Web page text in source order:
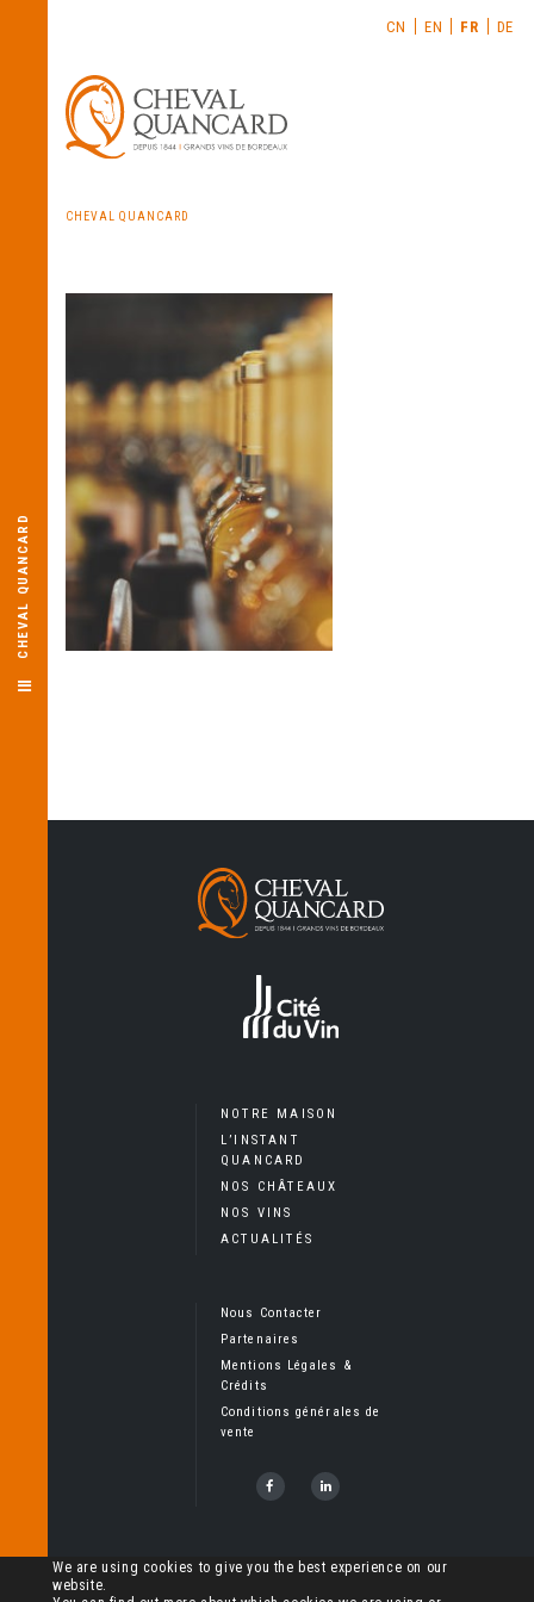
CN EN FR DE
CHEVAL QUANCARD
CHEVAL QUANCARD
NOTRE MAISON
L’INSTANT
QUANCARD
NOS CHÂTEAUX
NOS VINS
ACTUALITÉS
Nous Contacter
Partenaires
Mentions Légales &
Crédits
Conditions générales de
vente
Copyright Cheval Quancard, Tous droits réservés – L’abus
We are using cookies to give you the best experience on our
website.